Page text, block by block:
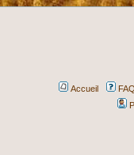
Accueil